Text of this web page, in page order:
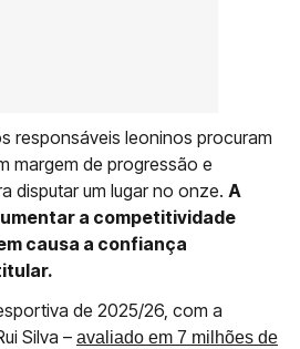
responsáveis leoninos procuram
margem de progressão e
disputar um lugar no onze. A
a competitividade
causa a confiança
de 2025/26, com a
Silva – avaliado em 7 milhões de